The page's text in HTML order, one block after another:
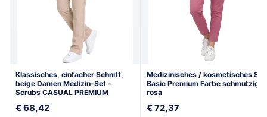
Klassisches, einfacher Schnitt,
beige Damen Medizin-Set -
Scrubs CASUAL PREMIUM
€ 68,42
Medizinisches / kosmetisches Set
Basic Premium Farbe schmutzig
rosa
€ 72,37